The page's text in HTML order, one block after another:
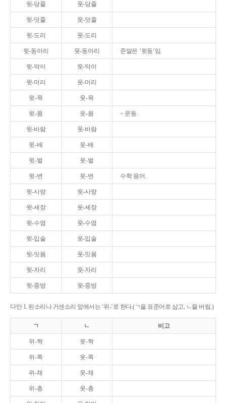
윗-당줄 웃-당줄
윗-덧줄 웃-덧줄
윗-도리 웃-도리
윗-동아리 웃-동아리 준말은 ‘윗동’임.
윗-막이 웃-막이
윗-머리 웃-머리
윗-목 웃-목
윗-몸 웃-몸 ~ 운동.
윗-바람 웃-바람
윗-배 웃-배
윗-벌 웃-벌
윗-변 웃-변 수학 용어.
윗-사랑 웃-사랑
윗-세장 웃-세장
윗-수염 웃-수염
윗-입술 웃-입술
윗-잇몸 웃-잇몸
윗-자리 웃-자리
윗-중방 웃-중방
다만 1. 된소리나 거센소리 앞에서는 ‘위-’로 한다.(ㄱ을 표준어로 삼고, ㄴ을 버림.)
ㄱ ㄴ 비고
위-짝 웃-짝
위-쪽 웃-쪽
위-채 웃-채
위-층 웃-층